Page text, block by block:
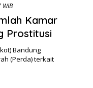
Kamar
Prostitusi
Bandung
(Perda) terkait